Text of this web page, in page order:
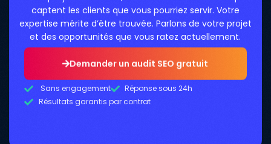
captent les clients que vous pourriez servir. Votre
expertise mérite d’être trouvée. Parlons de votre projet
et des opportunités que vous ratez actuellement.
Demander un audit SEO gratuit
Sans engagement
Réponse sous 24h
Résultats garantis par contrat